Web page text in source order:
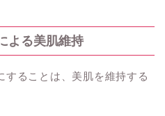
よる美肌維持
することは、美肌を維持する